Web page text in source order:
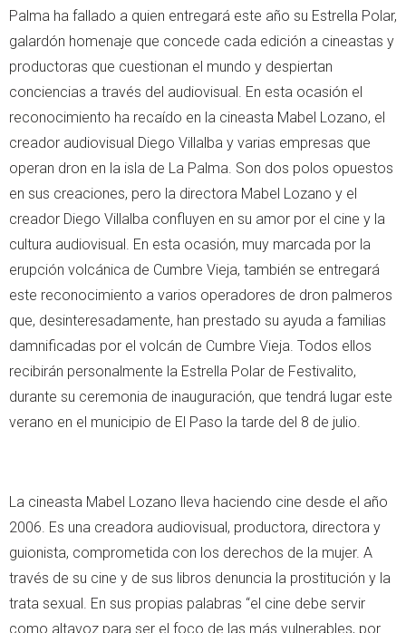
Palma ha fallado a quien entregará este año su Estrella Polar,
galardón homenaje que concede cada edición a cineastas y
productoras que cuestionan el mundo y despiertan
conciencias a través del audiovisual. En esta ocasión el
reconocimiento ha recaído en la cineasta Mabel Lozano, el
creador audiovisual Diego Villalba y varias empresas que
operan dron en la isla de La Palma. Son dos polos opuestos
en sus creaciones, pero la directora Mabel Lozano y el
creador Diego Villalba confluyen en su amor por el cine y la
cultura audiovisual. En esta ocasión, muy marcada por la
erupción volcánica de Cumbre Vieja, también se entregará
este reconocimiento a varios operadores de dron palmeros
que, desinteresadamente, han prestado su ayuda a familias
damnificadas por el volcán de Cumbre Vieja. Todos ellos
recibirán personalmente la Estrella Polar de Festivalito,
durante su ceremonia de inauguración, que tendrá lugar este
verano en el municipio de El Paso la tarde del 8 de julio.
La cineasta Mabel Lozano lleva haciendo cine desde el año
2006. Es una creadora audiovisual, productora, directora y
guionista, comprometida con los derechos de la mujer. A
través de su cine y de sus libros denuncia la prostitución y la
trata sexual. En sus propias palabras “el cine debe servir
como altavoz para ser el foco de las más vulnerables, por